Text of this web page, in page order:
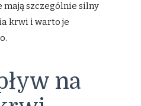
szczególnie silny
krwi i warto je
na